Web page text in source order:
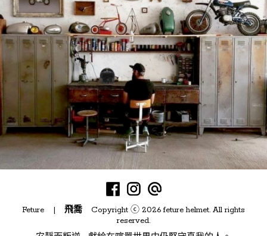
Feture | 飛喬 Copyright ⓒ 2026 feture helmet. All rights
reserved.